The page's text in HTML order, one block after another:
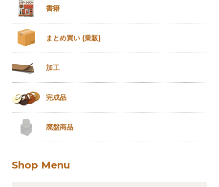
書籍
まとめ買い (業販)
加工
完成品
廃盤商品
Shop Menu